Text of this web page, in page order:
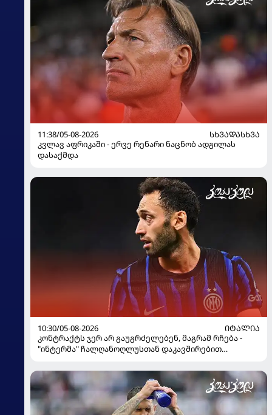
11:38/05-08-2026
ᲡᲮᲕᲐᲓᲐᲡᲮᲕᲐ
კვლავ აფრიკაში - ერვე რენარი ნაცნობ ადგილას
დასაქმდა
10:30/05-08-2026
ᲘᲢᲐᲚᲘᲐ
კონტრაქტს ჯერ არ გაუგრძელებენ, მაგრამ რჩება -
"ინტერმა" ჩალღანოღლუსთან დაკავშირებით